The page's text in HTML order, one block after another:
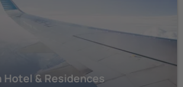
Hotel & Residences